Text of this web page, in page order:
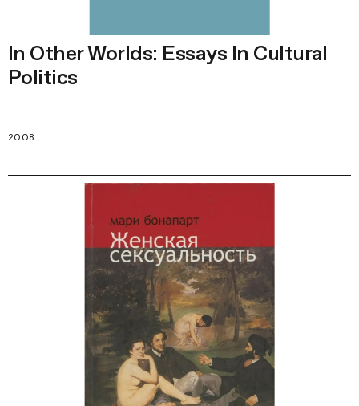
In Other Worlds: Essays In Cultural
Politics
2008